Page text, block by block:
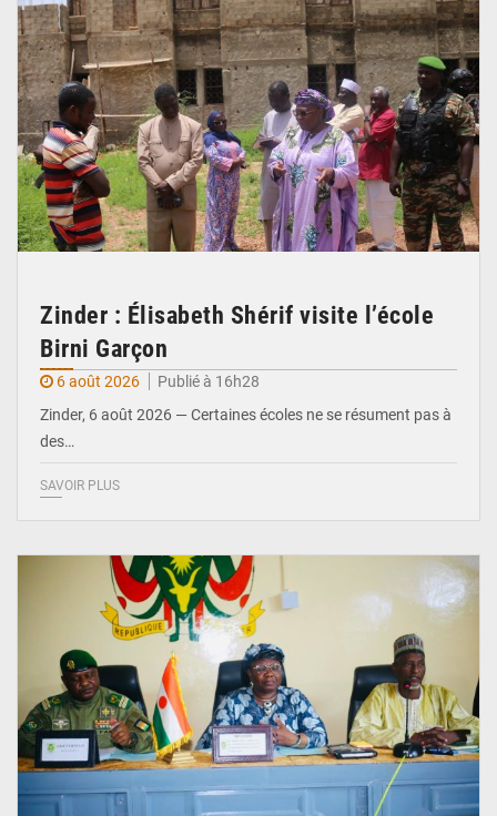
Zinder : Élisabeth Shérif visite l’école
Birni Garçon
6 août 2026
Publié à 16h28
Zinder, 6 août 2026 — Certaines écoles ne se résument pas à
des…
SAVOIR PLUS